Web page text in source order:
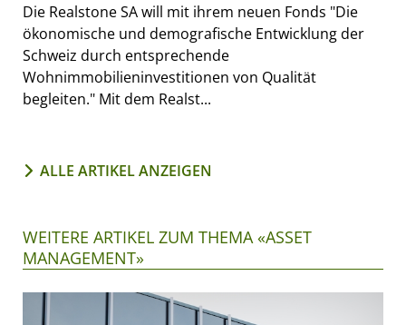
Die Realstone SA will mit ihrem neuen Fonds "Die
ökonomische und demografische Entwicklung der
Schweiz durch entsprechende
Wohnimmobilieninvestitionen von Qualität
begleiten." Mit dem Realst...
ALLE ARTIKEL ANZEIGEN
WEITERE ARTIKEL ZUM THEMA «ASSET
MANAGEMENT»